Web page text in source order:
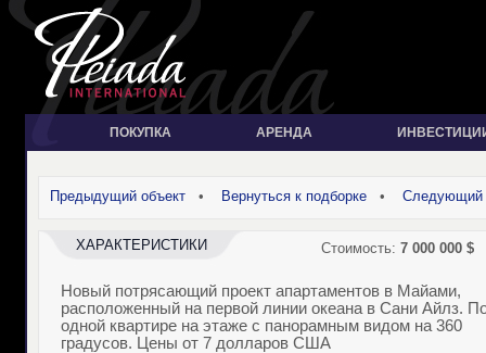
ПОКУПКА АРЕНДА
Предыдущий объект• Вернуться к подборке• Следующий
Стоимость: 7 000 000 $
ХАРАКТЕРИСТИКИ
Новый потрясающий проект апартаментов в Майами,
расположенный на первой линии океана в Сани Айлз.
одной квартире на этаже с панорамным видом на 360
градусов. Цены от 7 долларов США